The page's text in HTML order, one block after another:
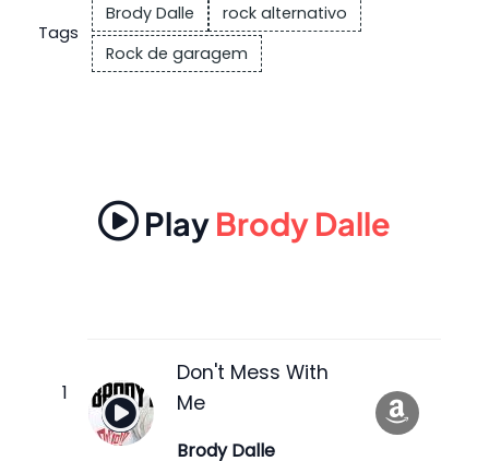
Tags
Brody Dalle
rock alternativo
Rock de garagem
PlayBrody Dalle
Don't Mess With
Me
Brody Dalle